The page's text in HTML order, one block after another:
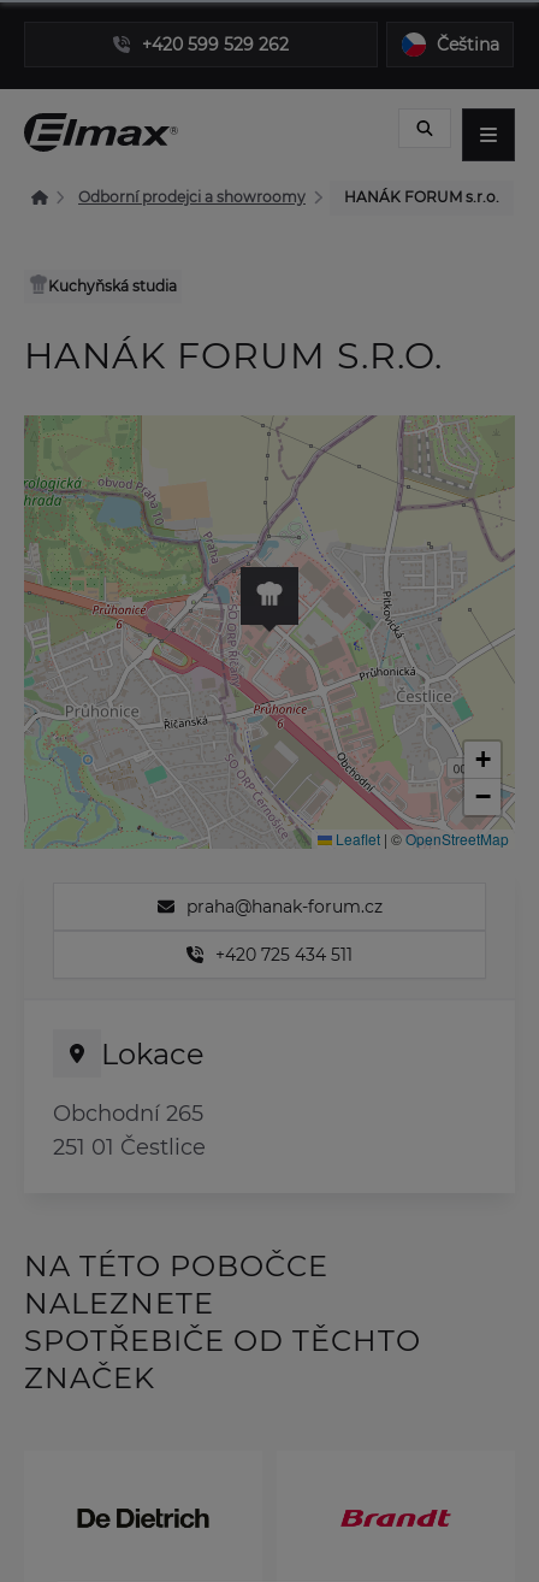
+420 599 529 262 Čeština
Odborní prodejci a showroomy HANÁK FORUM s.r.o.
Kuchyňská studia
HANÁK FORUM S.R.O.
praha@hanak-forum.cz
+420 725 434 511
Lokace
Obchodní 265
251 01 Čestlice
+
−
Leaflet | ©OpenStreetMap
NA TÉTO POBOČCE
NALEZNETE
SPOTŘEBIČE OD TĚCHTO
ZNAČEK